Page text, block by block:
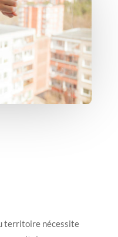
territoire nécessite